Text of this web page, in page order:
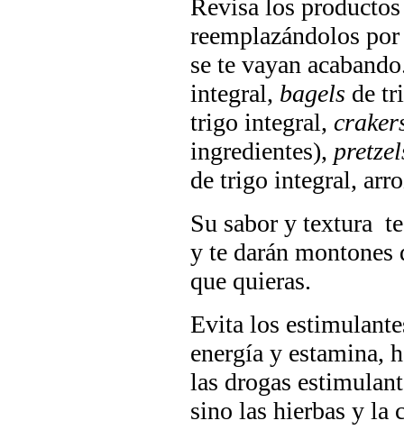
Revisa los
reemplazándolos
se te vayan
integral, bagels de
trigo integral,
ingredientes),
de trigo integral,
Su sabor y textura
y te darán montones
que quieras.
Evita los
energía y estamina,
las drogas
sino las hierbas y la